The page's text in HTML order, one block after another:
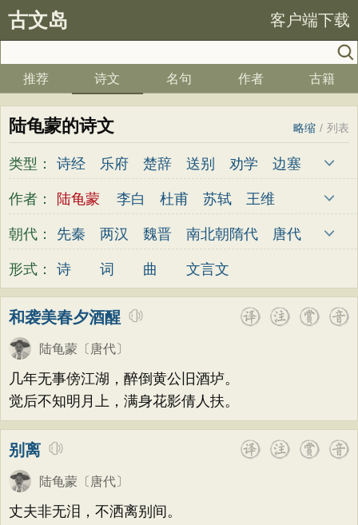
古文岛 客户端下载
推荐 诗文 名句 作者 古籍
陆龟蒙的诗文 列表
/
略缩
类型： 诗经 乐府 楚辞 送别 劝学
边塞
儿童
春天 夏天 秋天 冬天
悲愤
散文
闺怨 抒情 赞美
秋思
哲理 叙事
写雪
落花
桃花 写雨 青春
论诗
游仙 节日 春节
元宵节
寒食节
七夕节
中秋节
重阳节
古文观止
宋词精选
作者： 陆龟蒙 李白 杜甫 苏轼
王维
杜牧
陆游 李煜 元稹 韩愈
岑参
张籍
孟郊 皎然 许浑 罗隐
贯休
韦庄
屈原 王建
晏殊
岳飞
姚合
韩偓
高适 方干 李峤
郑谷
郑燮 张说 张炎
辛弃疾
李清照 刘禹锡
李商隐
陶渊明
王安石
欧阳修
韦应物
王昌龄
杨万里
朝代： 先秦 两汉 魏晋 南北朝 隋代
唐代
五代
宋代 金朝 元代
形式： 诗 词 曲 文言文
和袭美春夕酒醒
陆龟蒙 〔唐代〕
几年无事傍江湖，醉倒黄公旧酒垆。
觉后不知明月上，满身花影倩人扶。
别离
陆龟蒙 〔唐代〕
丈夫非无泪，不洒离别间。